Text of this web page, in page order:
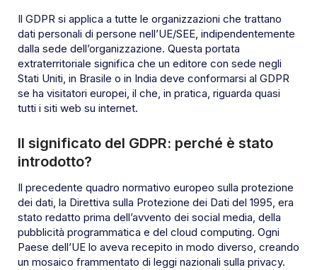
Il GDPR si applica a tutte le organizzazioni che trattano
dati personali di persone nell’UE/SEE, indipendentemente
dalla sede dell’organizzazione. Questa portata
extraterritoriale significa che un editore con sede negli
Stati Uniti, in Brasile o in India deve conformarsi al GDPR
se ha visitatori europei, il che, in pratica, riguarda quasi
tutti i siti web su internet.
Il significato del GDPR: perché è stato
introdotto?
Il precedente quadro normativo europeo sulla protezione
dei dati, la Direttiva sulla Protezione dei Dati del 1995, era
stato redatto prima dell’avvento dei social media, della
pubblicità programmatica e del cloud computing. Ogni
Paese dell’UE lo aveva recepito in modo diverso, creando
un mosaico frammentato di leggi nazionali sulla privacy.